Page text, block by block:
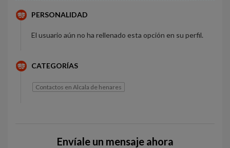
PERSONALIDAD
El usuario aún no ha rellenado esta opción en su perfil.
CATEGORÍAS
Contactos en Alcala de henares
Envíale un mensaje ahora